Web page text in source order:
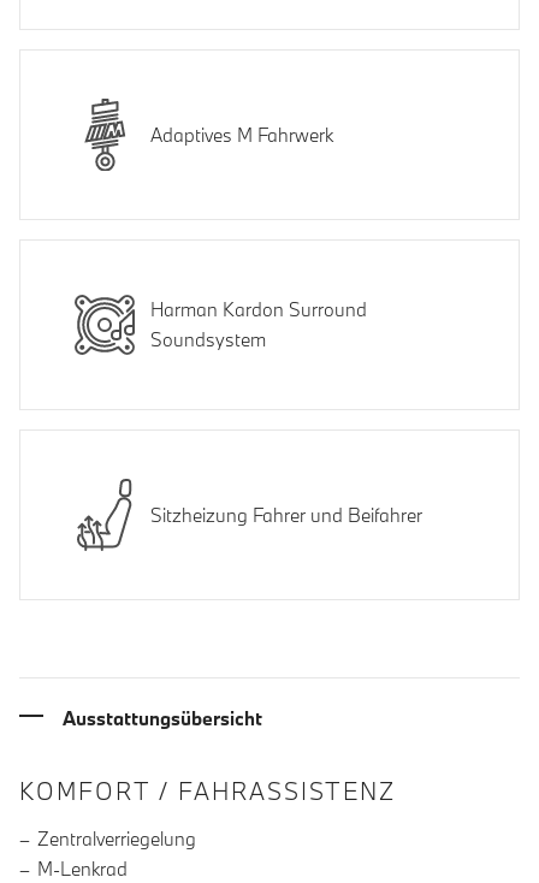
Adaptives M Fahrwerk
Harman Kardon Surround
Soundsystem
Sitzheizung Fahrer und Beifahrer
Ausstattungsübersicht
INFORMATIONEN ÜBER DIE
KOMFORT / FAHRASSISTENZ
Zentralverriegelung
M-Lenkrad